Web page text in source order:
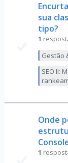
sua
tipo?
1
Gestão
SEO II:
Onde
1